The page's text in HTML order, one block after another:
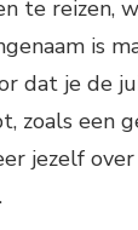
te reizen,
is
dat je de
zoals een
jezelf